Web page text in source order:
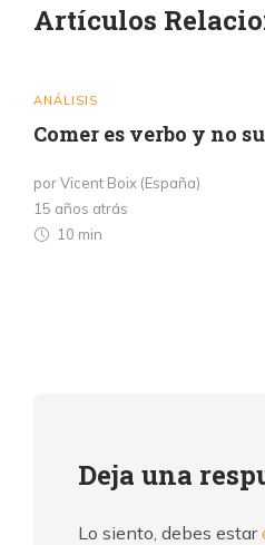
Artículos
ANÁLISIS
Comer es verbo y no
por Vicent Boix (España)
15 años atrás
10 min
Deja una
Lo siento, debes estar